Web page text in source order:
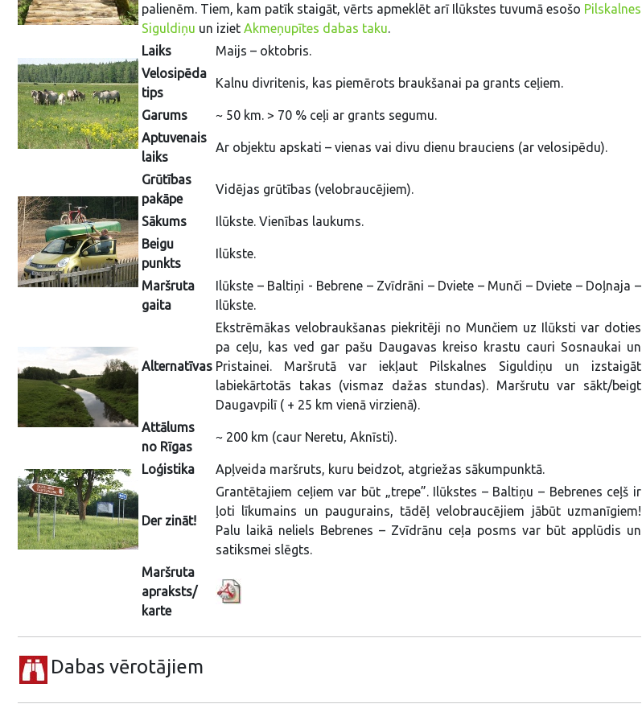
palienēm. Tiem, kam patīk staigāt, vērts apmeklēt arī Ilūkstes tuvumā esošo Pilskalnes
Siguldiņu un iziet Akmeņupītes dabas taku.
Laiks
Maijs – oktobris.
Velosipēda
tips
Kalnu divritenis, kas piemērots braukšanai pa grants ceļiem.
Garums
~ 50 km. > 70 % ceļi ar grants segumu.
Aptuvenais
laiks
Ar objektu apskati – vienas vai divu dienu brauciens (ar velosipēdu).
Grūtības
pakāpe
Vidējas grūtības (velobraucējiem).
Sākums
Ilūkste. Vienības laukums.
Beigu
punkts
Ilūkste.
Maršruta
gaita
Ilūkste – Baltiņi - Bebrene – Zvīdrāni – Dviete – Munči – Dviete – Doļnaja –
Ilūkste.
Alternatīvas
Ekstrēmākas velobraukšanas piekritēji no Munčiem uz Ilūksti var doties
pa ceļu, kas ved gar pašu Daugavas kreiso krastu cauri Sosnaukai un
Pristainei. Maršrutā var iekļaut Pilskalnes Siguldiņu un izstaigāt
labiekārtotās takas (vismaz dažas stundas). Maršrutu var sākt/beigt
Daugavpilī ( + 25 km vienā virzienā).
Attālums
no Rīgas
~ 200 km (caur Neretu, Aknīsti).
Loģistika Apļveida maršruts, kuru beidzot, atgriežas sākumpunktā.
Der zināt!
Grantētajiem ceļiem var būt „trepe”. Ilūkstes – Baltiņu – Bebrenes ceļš ir
ļoti līkumains un paugurains, tādēļ velobraucējiem jābūt uzmanīgiem!
Palu laikā neliels Bebrenes – Zvīdrānu ceļa posms var būt applūdis un
satiksmei slēgts.
Maršruta
apraksts/
karte
Dabas vērotājiem